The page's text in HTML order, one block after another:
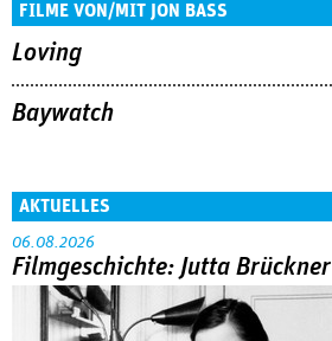
FILME VON/MIT JON BASS
Loving
Baywatch
AKTUELLES
06.08.2026
Filmgeschichte: Jutta Brückner